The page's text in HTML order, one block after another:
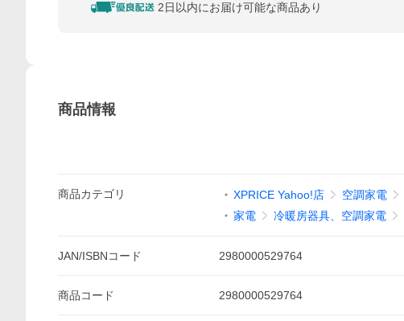
2日以内にお届け可能な商品あり
商品情報
商品カテゴリ XPRICE Yahoo!店 空調家電
家電
冷暖房器具、空調家電
JAN/ISBNコード 2980000529764
商品コード 2980000529764